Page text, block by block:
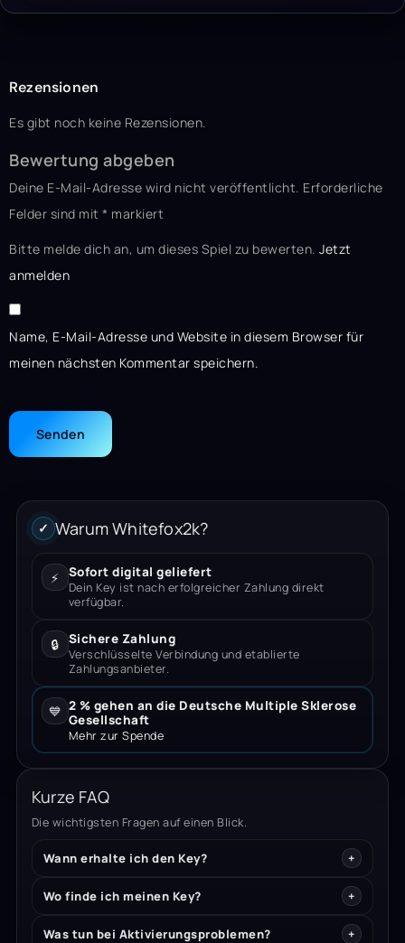
Rezensionen
Es gibt noch keine Rezensionen.
Bewertung abgeben
Deine E-Mail-Adresse wird nicht veröffentlicht. Erforderliche
Felder sind mit * markiert
Bitte melde dich an, um dieses Spiel zu bewerten. Jetzt
anmelden
Name, E-Mail-Adresse und Website in diesem Browser für
meinen nächsten Kommentar speichern.
✓ Warum Whitefox2k?
⚡ Sofort digital geliefert
Dein Key ist nach erfolgreicher Zahlung direkt
verfügbar.
🔒 Sichere Zahlung
Verschlüsselte Verbindung und etablierte
Zahlungsanbieter.
💙 2 % gehen an die Deutsche Multiple Sklerose
Gesellschaft
Mehr zur Spende
Kurze FAQ
Die wichtigsten Fragen auf einen Blick.
Wann erhalte ich den Key?
Wo finde ich meinen Key?
Was tun bei Aktivierungsproblemen?